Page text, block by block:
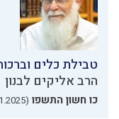
טבילת כלים
הרב אליקים לבנון
כו חשון התשפו (17.11.2025)